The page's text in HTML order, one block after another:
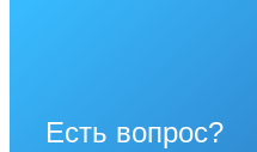
Есть вопрос?